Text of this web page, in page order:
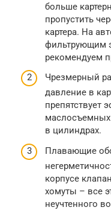
больше
пропустить
картера. На
фильтрующим
рекомендуем
Чрезмерный
давление в
препятствует
маслосъемных
в цилиндрах.
Плавающие
корпусе
хомуты – все
неучтенного